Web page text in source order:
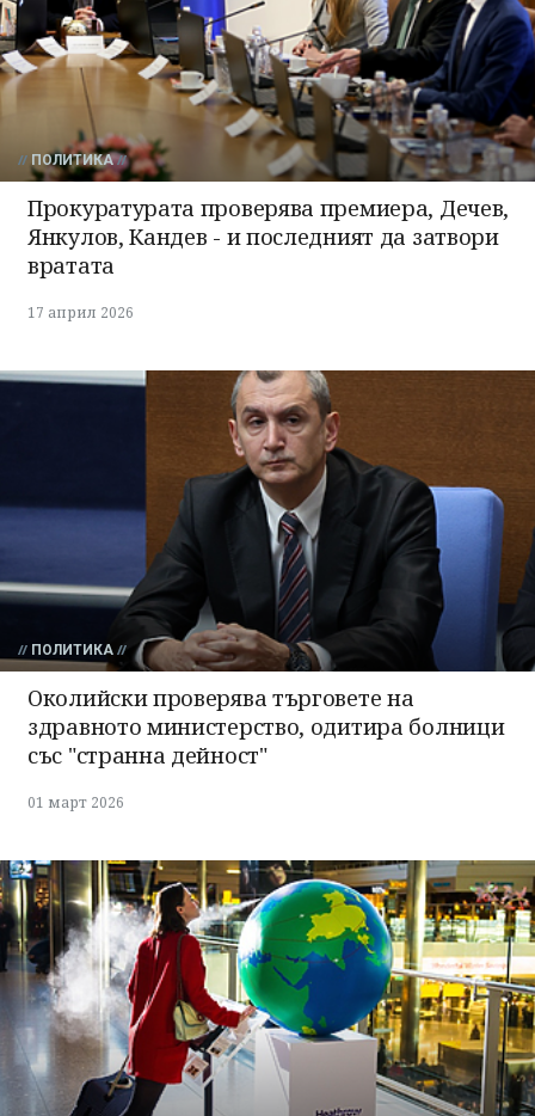
ПОЛИТИКА
Прокуратурата проверява премиера, Дечев,
Янкулов, Кандев - и последният да затвори
вратата
17 април 2026
ПОЛИТИКА
Околийски проверява търговете на
здравното министерство, одитира болници
със "странна дейност"
01 март 2026